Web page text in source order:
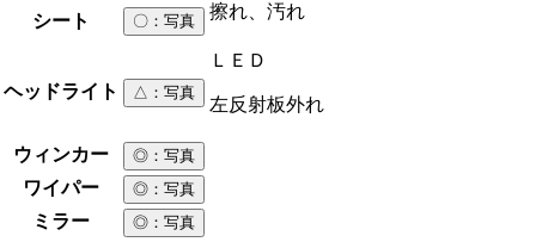
シート
〇 ：写真 擦れ、汚れ
ヘッドライト △ ：写真
ＬＥＤ
左反射板外れ
ウィンカー ◎ ：写真
ワイパー ◎ ：写真
ミラー ◎ ：写真